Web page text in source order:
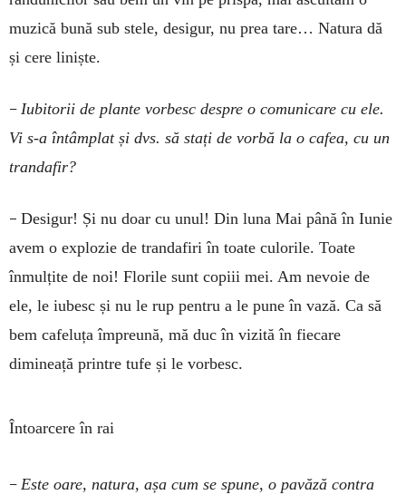
muzică bună sub stele, desigur, nu prea tare… Natura dă
și cere liniște.
– Iubitorii de plante vorbesc despre o comunicare cu ele.
Vi s-a întâmplat și dvs. să stați de vorbă la o cafea, cu un
trandafir?
– Desigur! Și nu doar cu unul! Din luna Mai până în Iunie
avem o explozie de trandafiri în toate culorile. Toate
înmulțite de noi! Florile sunt copiii mei. Am nevoie de
ele, le iubesc și nu le rup pentru a le pune în vază. Ca să
bem cafeluța împreună, mă duc în vizită în fiecare
dimineață printre tufe și le vorbesc.
Întoarcere în rai
– Este oare, natura, așa cum se spune, o pavăză contra